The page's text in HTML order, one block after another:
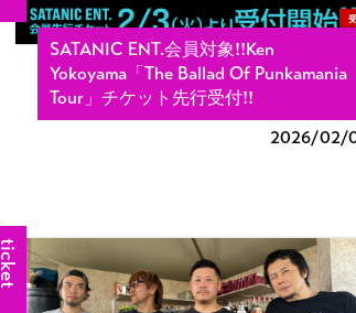
SATANIC ENT.会員対象!!Ken
Yokoyama「The Ballad Of Punkamania
Tour」チケット先行受付!!
2026/02/
ticket